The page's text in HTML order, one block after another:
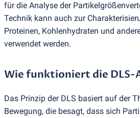
für die Analyse der
Technik kann auch zur
Proteinen, Kohlenhydraten und
verwendet werden.
Wie funktioniert die DLS-
Das Prinzip der DLS basiert auf der
Bewegung, die besagt, dass sich